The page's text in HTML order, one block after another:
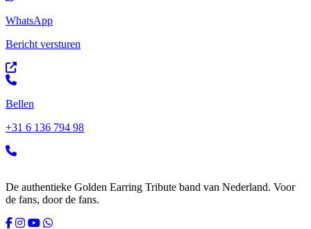
WhatsApp
Bericht versturen
Bellen
+31 6 136 794 98
De authentieke Golden Earring Tribute band van Nederland. Voor
de fans, door de fans.